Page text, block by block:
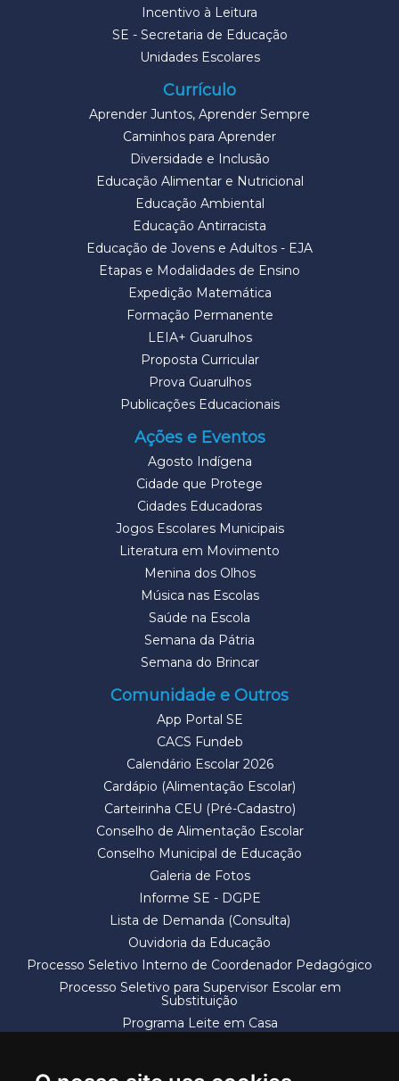
Incentivo à Leitura
SE - Secretaria de Educação
Unidades Escolares
Currículo
Aprender Juntos, Aprender Sempre
Caminhos para Aprender
Diversidade e Inclusão
Educação Alimentar e Nutricional
Educação Ambiental
Educação Antirracista
Educação de Jovens e Adultos - EJA
Etapas e Modalidades de Ensino
Expedição Matemática
Formação Permanente
LEIA+ Guarulhos
Proposta Curricular
Prova Guarulhos
Publicações Educacionais
Ações e Eventos
Agosto Indígena
Cidade que Protege
Cidades Educadoras
Jogos Escolares Municipais
Literatura em Movimento
Menina dos Olhos
Música nas Escolas
Saúde na Escola
Semana da Pátria
Semana do Brincar
Comunidade e Outros
App Portal SE
CACS Fundeb
Calendário Escolar 2026
Cardápio (Alimentação Escolar)
Carteirinha CEU (Pré-Cadastro)
Conselho de Alimentação Escolar
Conselho Municipal de Educação
Galeria de Fotos
Informe SE - DGPE
Lista de Demanda (Consulta)
Ouvidoria da Educação
Processo Seletivo Interno de Coordenador Pedagógico
Processo Seletivo para Supervisor Escolar em
Substituição
Programa Leite em Casa